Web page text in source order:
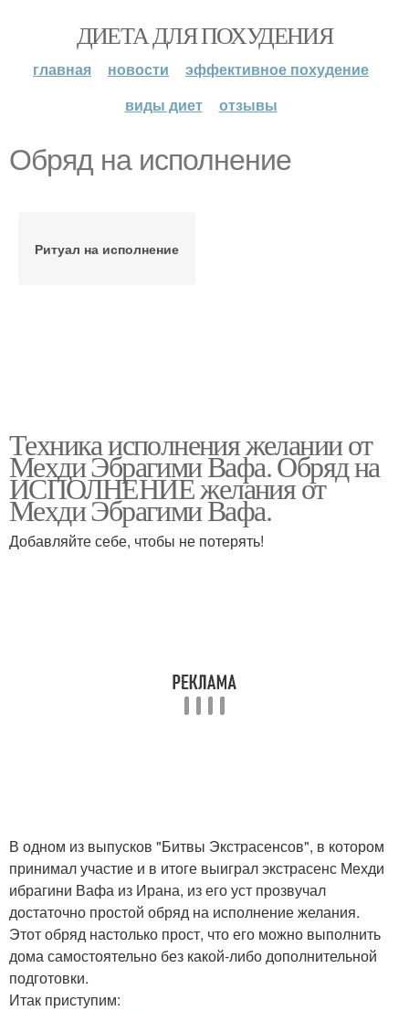
ДИЕТА ДЛЯ ПОХУДЕНИЯ
главная новости
эффективное похудение
виды диет
отзывы
Обряд на исполнение
Ритуал на исполнение
Техника исполнения желании от
Мехди Эбрагими Вафа. Обряд на
ИСПОЛНЕНИЕ желания от
Мехди Эбрагими Вафа.
Добавляйте себе, чтобы не потерять!
В одном из выпусков "Битвы Экстрасенсов", в котором
принимал участие и в итоге выиграл экстрасенс Мехди
ибрагини Вафа из Ирана, из его уст прозвучал
достаточно простой обряд на исполнение желания.
Этот обряд настолько прост, что его можно выполнить
дома самостоятельно без какой-либо дополнительной
подготовки.
Итак приступим: